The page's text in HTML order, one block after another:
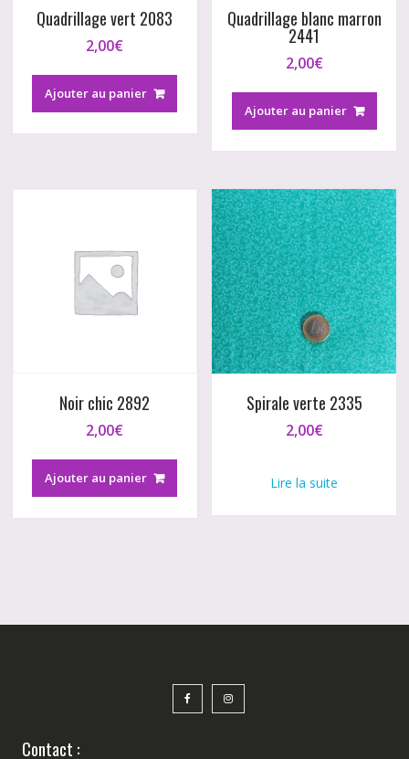
Quadrillage vert 2083
2,00€
Ajouter au panier
Quadrillage blanc marron
2441
2,00€
Ajouter au panier
Noir chic 2892
2,00€
Ajouter au panier
Spirale verte 2335
2,00€
Lire la suite
Contact :